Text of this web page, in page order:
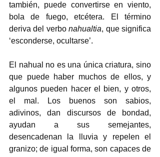
también, puede convertirse en viento,
bola de fuego, etcétera. El término
deriva del verbo nahualtia, que significa
‘esconderse, ocultarse’.
El nahual no es una única criatura, sino
que puede haber muchos de ellos, y
algunos pueden hacer el bien, y otros,
el mal. Los buenos son sabios,
adivinos, dan discursos de bondad,
ayudan a sus semejantes,
desencadenan la lluvia y repelen el
granizo; de igual forma, son capaces de